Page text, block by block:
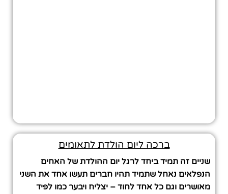
ברכה ליום הולדת לתאומים
שניים זה תמיד ביחד לרגל יום ההולדת של האחים
הנפלאים נאחל שתמיד תהיו חברים תעשו אחד את השני
מאושרים וגם כל אחד לחוד – יצליח ויבער כמו לפיד